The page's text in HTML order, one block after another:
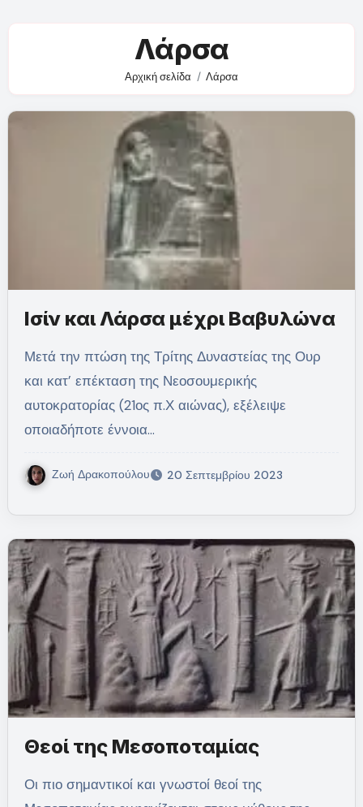
Λάρσα
Αρχική σελίδα Λάρσα
Ισίν και Λάρσα μέχρι Βαβυλώνα
Μετά την πτώση της Τρίτης Δυναστείας της Ουρ
και κατ’ επέκταση της Νεοσουμερικής
αυτοκρατορίας (21ος π.Χ αιώνας), εξέλειψε
οποιαδήποτε έννοια…
Ζωή Δρακοπούλου 20 Σεπτεμβρίου 2023
Θεοί της Μεσοποταμίας
Οι πιο σημαντικοί και γνωστοί θεοί της